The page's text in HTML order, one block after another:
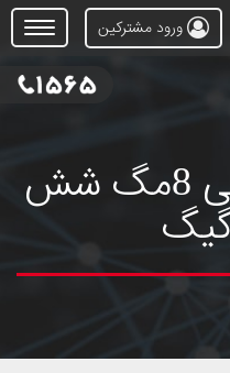
Open
Menu
ورود مشترکین
توضیحات تکمیلی 8مگ شش